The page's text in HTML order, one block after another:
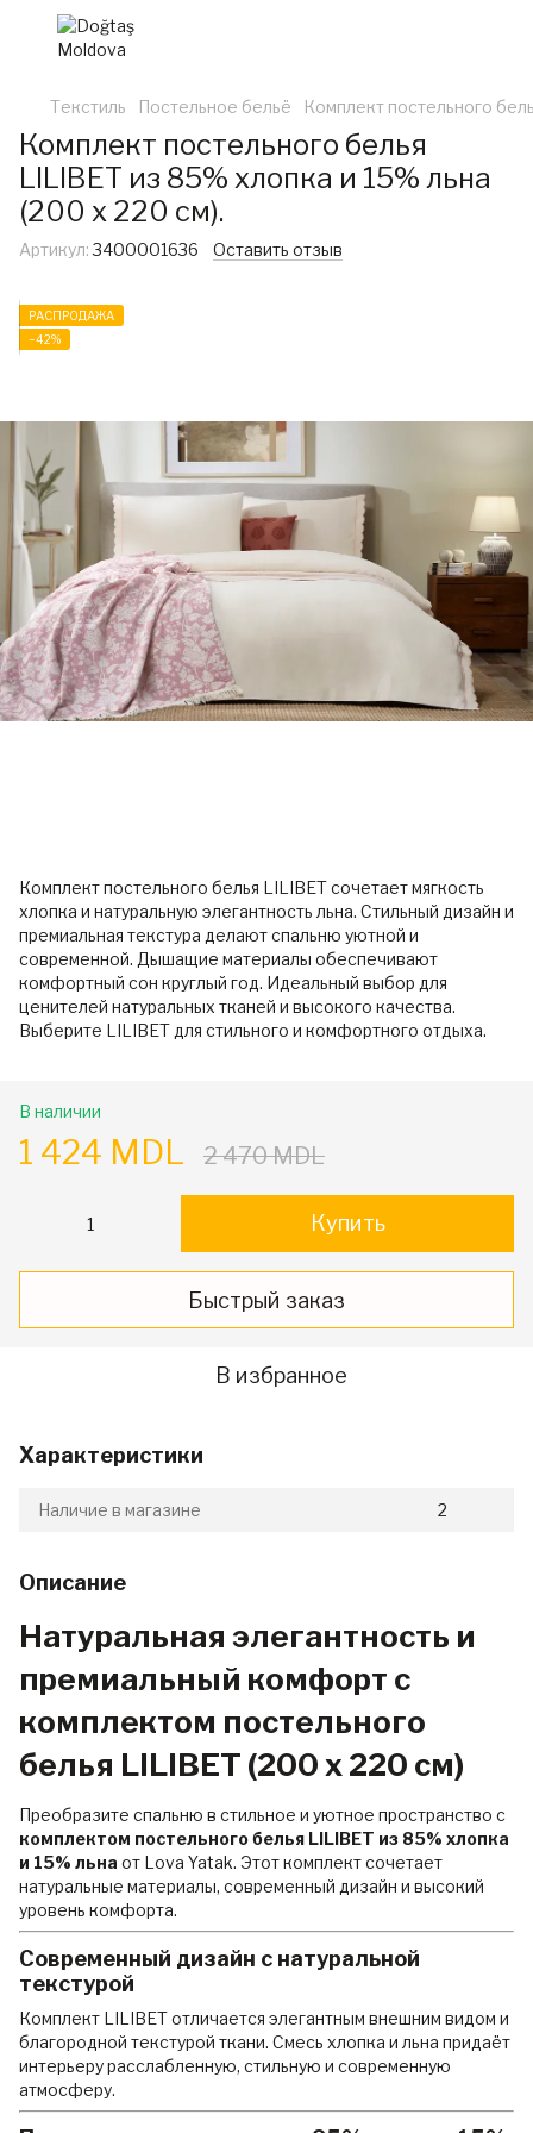
Текстиль Постельное бельё Комплект постельного
Комплект постельного белья
LILIBET из 85% хлопка и 15% льна
(200 x 220 см).
Артикул:3400001636 Оставить отзыв
РАСПРОДАЖА
−42%
Комплект постельного белья LILIBET сочетает мягкость
хлопка и натуральную элегантность льна. Стильный дизайн и
премиальная текстура делают спальню уютной и
современной. Дышащие материалы обеспечивают
комфортный сон круглый год. Идеальный выбор для
ценителей натуральных тканей и высокого качества.
Выберите LILIBET для стильного и комфортного отдыха.
В наличии
1 424 MDL 2 470 MDL
Купить
Быстрый заказ
В избранное
Характеристики
Наличие в магазине 2
Описание
Натуральная элегантность и
премиальный комфорт с
комплектом постельного
белья LILIBET (200 x 220 см)
Преобразите спальню в стильное и уютное пространство с
комплектом постельного белья LILIBET из 85% хлопка
и 15% льна от Lova Yatak. Этот комплект сочетает
натуральные материалы, современный дизайн и высокий
уровень комфорта.
Современный дизайн с натуральной
текстурой
Комплект LILIBET отличается элегантным внешним видом и
благородной текстурой ткани. Смесь хлопка и льна придаёт
интерьеру расслабленную, стильную и современную
атмосферу.